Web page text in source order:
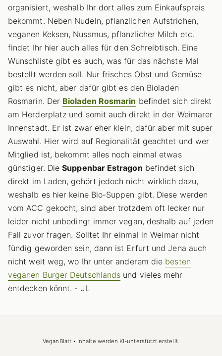
organisiert, weshalb Ihr dort alles zum Einkaufspreis
bekommt. Neben Nudeln, pflanzlichen Aufstrichen,
veganen Keksen, Nussmus, pflanzlicher Milch etc.
findet Ihr hier auch alles für den Schreibtisch. Eine
Wunschliste gibt es auch, was für das nächste Mal
bestellt werden soll. Nur frisches Obst und Gemüse
gibt es nicht, aber dafür gibt es den Bioladen
Rosmarin. Der Bioladen Rosmarin befindet sich direkt
am Herderplatz und somit auch direkt in der Weimarer
Innenstadt. Er ist zwar eher klein, dafür aber mit super
Auswahl. Hier wird auf Regionalität geachtet und wer
Mitglied ist, bekommt alles noch einmal etwas
günstiger. DieSuppenbar Estragon befindet sich
direkt im Laden, gehört jedoch nicht wirklich dazu,
weshalb es hier keine Bio-Suppen gibt. Diese werden
vom ACC gekocht, sind aber trotzdem oft lecker nur
leider nicht unbedingt immer vegan, deshalb auf jeden
Fall zuvor fragen. Solltet Ihr einmal in Weimar nicht
fündig geworden sein, dann ist Erfurt und Jena auch
nicht weit weg, wo Ihr unter anderem die besten
veganen Burger Deutschlands und vieles mehr
entdecken könnt. - JL
VeganBlatt • Inhalte werden KI-unterstützt erstellt.